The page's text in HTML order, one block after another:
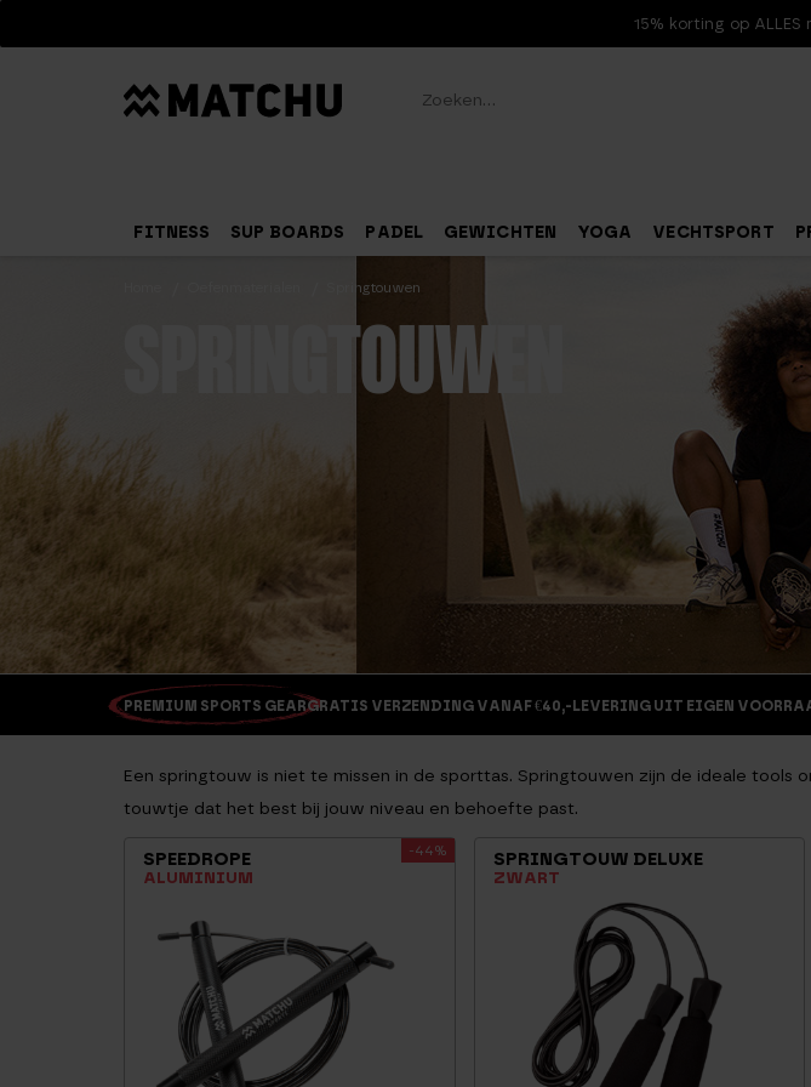
15% korting op ALLES
FITNESS SUP BOARDS PADEL GEWICHTEN YOGA VECHTSPORT
Springtouwen
SPRINGTOUWEN
PREMIUM SPORTS GEARGRATIS VERZENDING VANAF €40,- LEVERING UIT EIGEN
Een springtouw is niet te missen in de sporttas. Springtouwen zijn de ideale
touwtje dat het best bij jouw niveau en behoefte past.
SPEEDROPE
ALUMINIUM
-44% SPRINGTOUW DELUXE
ZWART